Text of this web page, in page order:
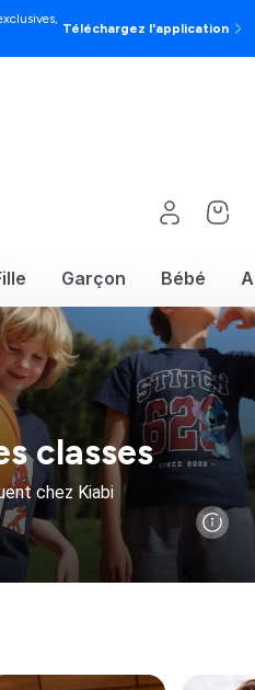
Téléchargez l'application
Garçon Bébé
classes
chez Kiabi